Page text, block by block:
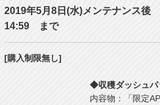
2019年5月8日(水)メンテナンス
14:59 まで
[購入制限無し]
◆収穫ダッシュパ
内容物：「限定